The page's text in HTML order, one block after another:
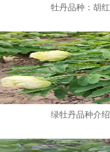
牡丹品种：胡红
绿牡丹品种介绍